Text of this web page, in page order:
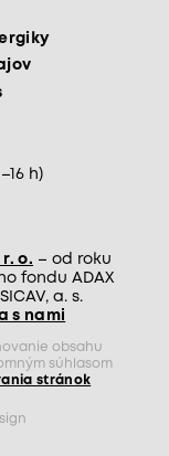
h)
o. – od roku
fondu ADAX
a. s.
s nami
obsahu
súhlasom
stránok